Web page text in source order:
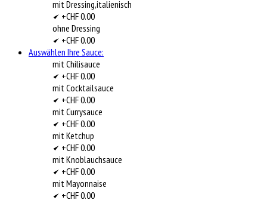
mit Dressing,italienisch
+CHF 0.00
ohne Dressing
+CHF 0.00
Auswählen Ihre Sauce:
mit Chilisauce
+CHF 0.00
mit Cocktailsauce
+CHF 0.00
mit Currysauce
+CHF 0.00
mit Ketchup
+CHF 0.00
mit Knoblauchsauce
+CHF 0.00
mit Mayonnaise
+CHF 0.00